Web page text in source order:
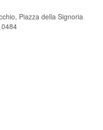
Piazza della Signoria